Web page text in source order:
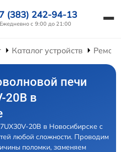
(383) 242-94-13
Ежедневно с 9:00 до 21:00
Каталог устройств
печи
20B в
20B в Новосибирске с
любой сложности. Проводим
поломки, заменяем